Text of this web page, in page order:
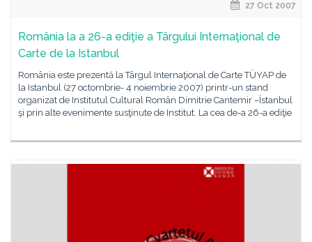
27 Oct 2007
România la a 26-a ediţie a Târgului Internaţional de
Carte de la Istanbul
România este prezentă la Târgul Internaţional de Carte TÜYAP de
la Istanbul (27 octombrie- 4 noiembrie 2007) printr-un stand
organizat de Institutul Cultural Român Dimitrie Cantemir –İstanbul
şi prin alte evenimente susţinute de Institut. La cea de-a 26-a ediţie